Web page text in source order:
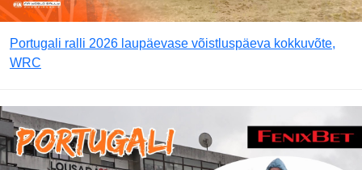
Portugali ralli 2026 laupäevase võistluspäeva kokkuvõte,
WRC